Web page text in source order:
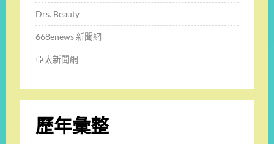
Drs. Beauty
668enews 新聞網
亞太新聞網
歷年彙整